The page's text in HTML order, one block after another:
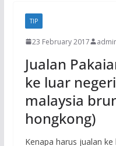
TIP
23 February 2017
Jualan
ke luar
malaysia
hongkong)
Kenapa harus jualan